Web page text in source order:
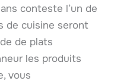
conteste l’un de
de cuisine seront
de plats
les produits
vous